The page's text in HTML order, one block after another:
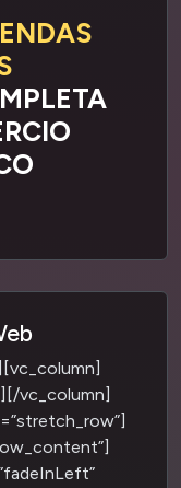
vc_column]